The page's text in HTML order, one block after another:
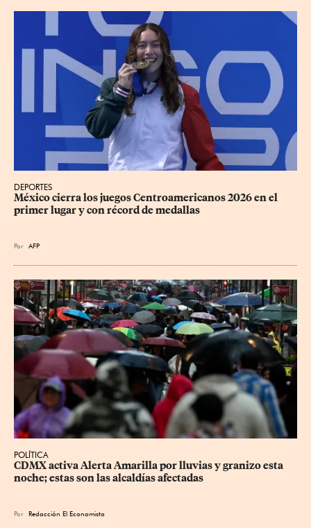
DEPORTES
México cierra los juegos Centroamericanos 2026 en el
primer lugar y con récord de medallas
Por AFP
POLÍTICA
CDMX activa Alerta Amarilla por lluvias y granizo esta
noche; estas son las alcaldías afectadas
Por Redacción El Economista